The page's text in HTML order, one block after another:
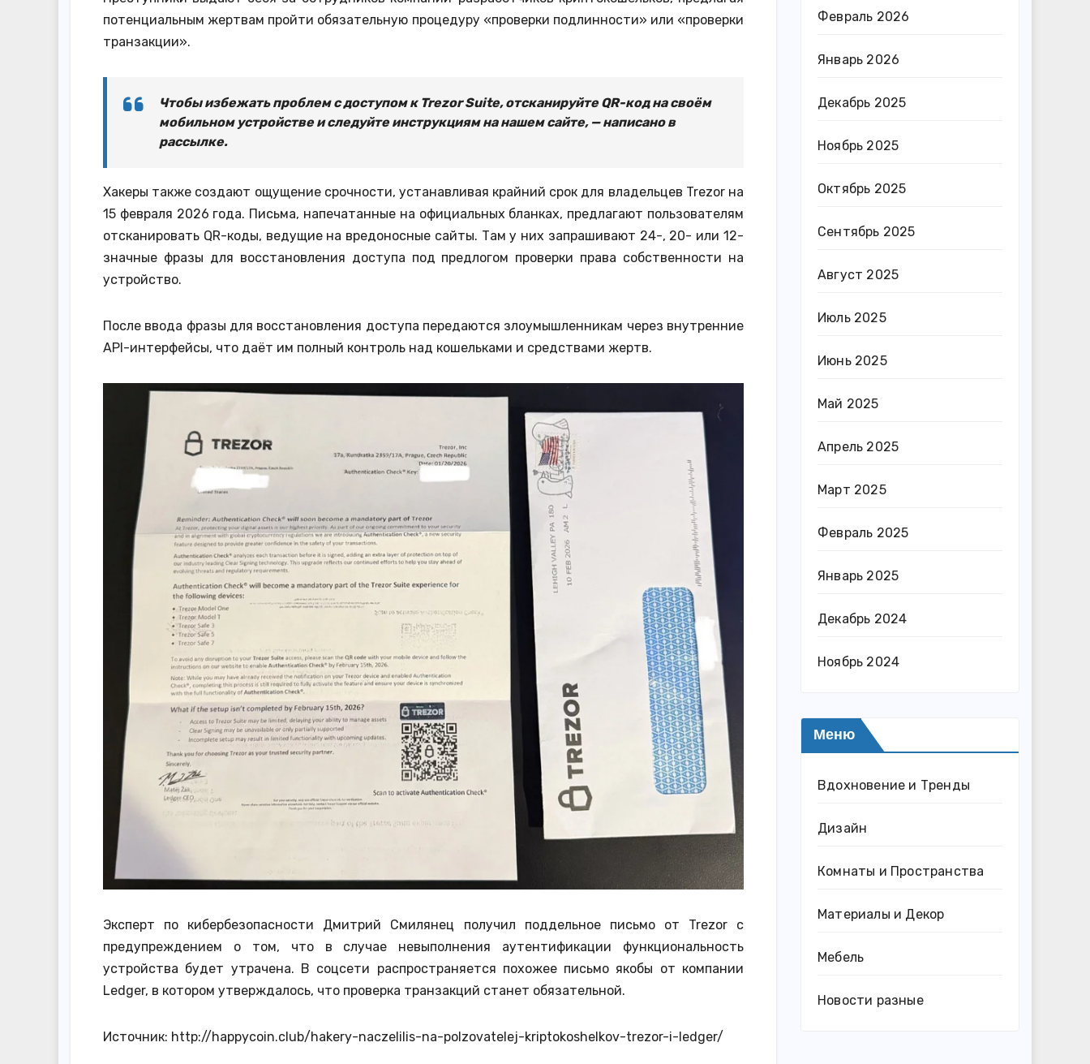
потенциальным жертвам пройти обязательную процедуру «проверки подлинности» или «проверки
транзакции».
Чтобы избежать проблем с доступом к Trezor Suite, отсканируйте QR-код на своём
мобильном устройстве и следуйте инструкциям на нашем сайте, — написано в
рассылке.
Хакеры также создают ощущение срочности, устанавливая крайний срок для владельцев Trezor на
15 февраля 2026 года. Письма, напечатанные на официальных бланках, предлагают пользователям
отсканировать QR-коды, ведущие на вредоносные сайты. Там у них запрашивают 24-, 20- или 12-
значные фразы для восстановления доступа под предлогом проверки права собственности на
устройство.
После ввода фразы для восстановления доступа передаются злоумышленникам через внутренние
API-интерфейсы, что даёт им полный контроль над кошельками и средствами жертв.
Эксперт по кибербезопасности Дмитрий Смилянец получил поддельное письмо от Trezor с
предупреждением о том, что в случае невыполнения аутентификации функциональность
устройства будет утрачена. В соцсети распространяется похожее письмо якобы от компании
Ledger, в котором утверждалось, что проверка транзакций станет обязательной.
Источник: http://happycoin.club/hakery-naczelilis-na-polzovatelej-kriptokoshelkov-trezor-i-ledger/
Февраль 2026
Январь 2026
Декабрь 2025
Ноябрь 2025
Октябрь 2025
Сентябрь 2025
Август 2025
Июль 2025
Июнь 2025
Май 2025
Апрель 2025
Март 2025
Февраль 2025
Январь 2025
Декабрь 2024
Ноябрь 2024
Меню
Вдохновение и Тренды
Дизайн
Комнаты и Пространства
Материалы и Декор
Мебель
Новости разные